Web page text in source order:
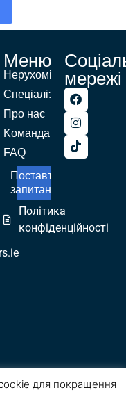
Меню
Нерухомість
Спеціалізації
Про нас
Kоманда
FAQ
Поставте
запитання!
Політика
конфіденційності
мережі
для покращення